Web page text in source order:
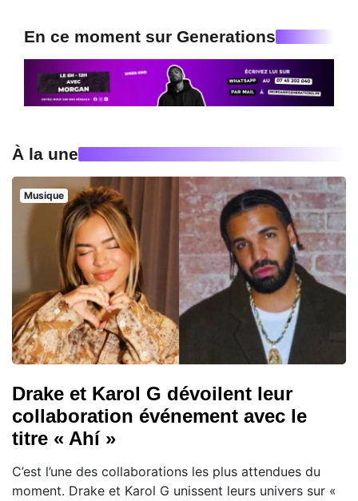
En ce moment sur Generations
À la une
Musique
Drake et Karol G dévoilent leur
collaboration événement avec le
titre « Ahí »
C’est l’une des collaborations les plus attendues du
moment. Drake et Karol G unissent leurs univers sur «